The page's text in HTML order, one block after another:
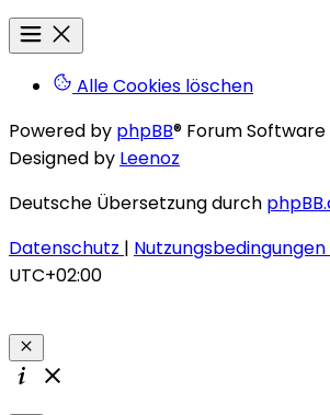
Alle Cookies löschen
Powered by phpBB® Forum
Designed by Leenoz
Deutsche Übersetzung durch
Datenschutz | Nutzungsbedingungen
UTC+02:00